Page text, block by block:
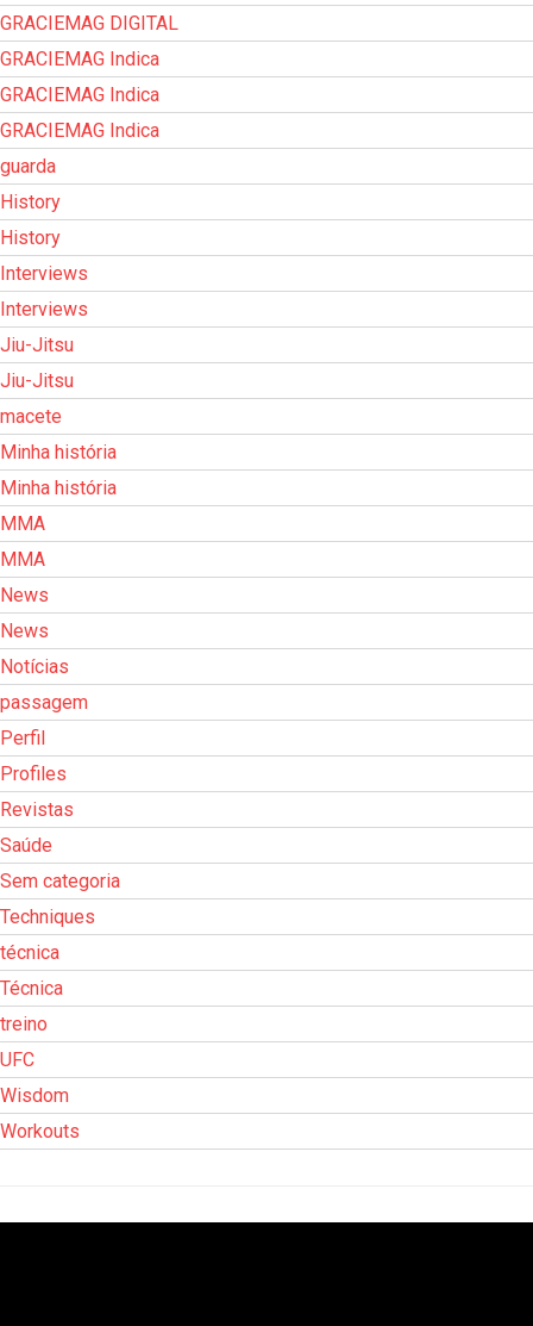
GRACIEMAG DIGITAL
GRACIEMAG Indica
GRACIEMAG Indica
GRACIEMAG Indica
guarda
History
History
Interviews
Interviews
Jiu-Jitsu
Jiu-Jitsu
macete
Minha história
Minha história
MMA
MMA
News
News
Notícias
passagem
Perfil
Profiles
Revistas
Saúde
Sem categoria
Techniques
técnica
Técnica
treino
UFC
Wisdom
Workouts